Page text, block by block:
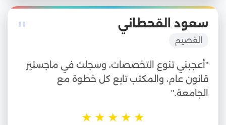
" سعود القحطاني
القصيم
"أعجبني تنوع التخصصات، وسجلت في ماجستير
قانون عام، والمكتب تابع كل خطوة مع
الجامعة."
★
★
★
★
★